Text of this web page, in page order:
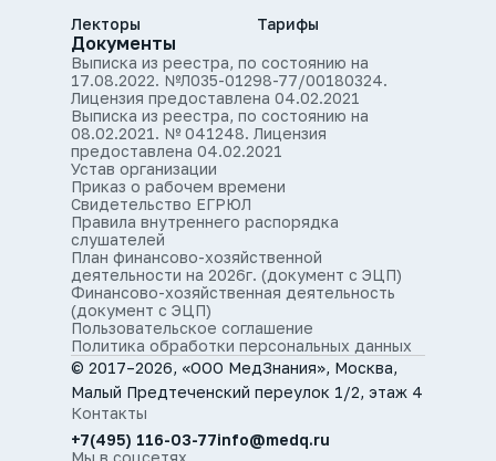
Лекторы
Тарифы
Документы
Выписка из реестра, по состоянию на
17.08.2022. №Л035-01298-77/00180324.
Лицензия предоставлена 04.02.2021
Выписка из реестра, по состоянию на
08.02.2021. № 041248. Лицензия
предоставлена 04.02.2021
Устав организации
Приказ о рабочем времени
Свидетельство ЕГРЮЛ
Правила внутреннего распорядка
слушателей
План финансово-хозяйственной
деятельности на 2026г. (документ с ЭЦП)
Финансово-хозяйственная деятельность
(документ с ЭЦП)
Пользовательское соглашение
Политика обработки персональных данных
© 2017–2026, «ООО МедЗнания», Москва,
Малый Предтеченский переулок 1/2, этаж 4
Контакты
+7(495) 116-03-77info@medq.ru
Мы в соцсетях